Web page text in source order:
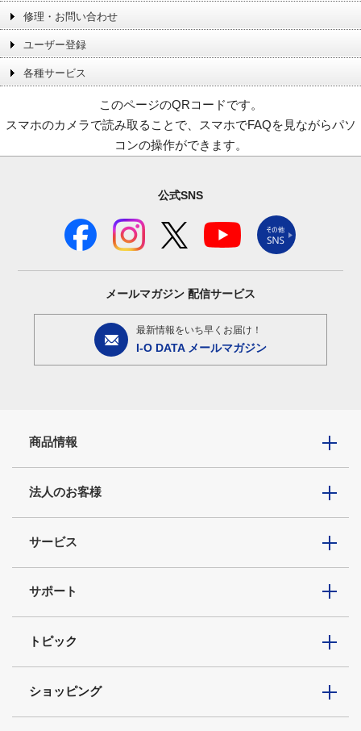
修理・お問い合わせ
ユーザー登録
各種サービス
このページのQRコードです。
スマホのカメラで読み取ることで、スマホでFAQを見ながらパソ
コンの操作ができます。
公式SNS
メールマガジン 配信サービス
最新情報をいち早くお届け！
I-O DATA メールマガジン
商品情報
法人のお客様
サービス
サポート
トピック
ショッピング